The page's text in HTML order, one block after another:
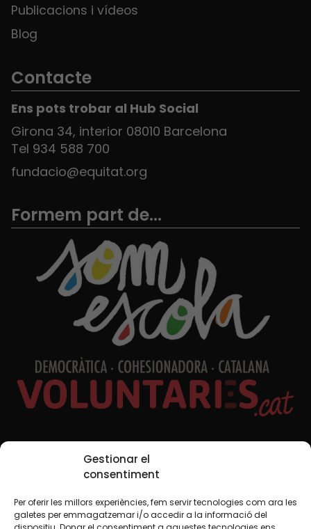
Gestionar el
consentiment
Per oferir les millors experiències, fem servir tecnologies com ara les
galetes per emmagatzemar i/o accedir a la informació del
Publicacions i vídeos
Blog
Contacte
Ens pots trobar al Hub Social
Girona 34, interior 08010 Barcelona
Tel 934 588 700
fundacio@equitat.org
Formem part de...
Xarxes Socials
TWT YTB IG FB IN